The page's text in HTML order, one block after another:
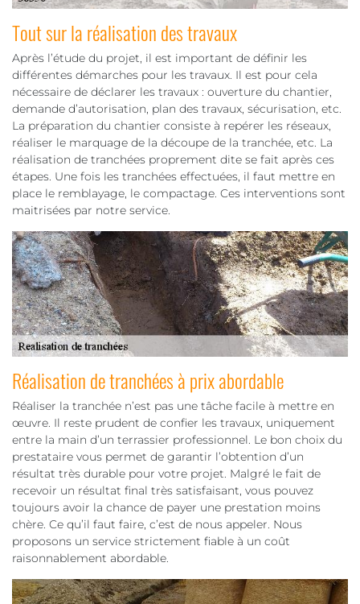
Tout sur la réalisation des travaux
Après l’étude du projet, il est important de définir les
différentes démarches pour les travaux. Il est pour cela
nécessaire de déclarer les travaux : ouverture du chantier,
demande d’autorisation, plan des travaux, sécurisation, etc.
La préparation du chantier consiste à repérer les réseaux,
réaliser le marquage de la découpe de la tranchée, etc. La
réalisation de tranchées proprement dite se fait après ces
étapes. Une fois les tranchées effectuées, il faut mettre en
place le remblayage, le compactage. Ces interventions sont
maitrisées par notre service.
Réalisation de tranchées à prix abordable
Réaliser la tranchée n’est pas une tâche facile à mettre en
œuvre. Il reste prudent de confier les travaux, uniquement
entre la main d’un terrassier professionnel. Le bon choix du
prestataire vous permet de garantir l’obtention d’un
résultat très durable pour votre projet. Malgré le fait de
recevoir un résultat final très satisfaisant, vous pouvez
toujours avoir la chance de payer une prestation moins
chère. Ce qu’il faut faire, c’est de nous appeler. Nous
proposons un service strictement fiable à un coût
raisonnablement abordable.